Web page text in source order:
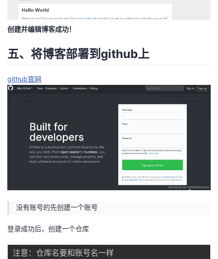
创建并编辑博客成功！
五、将博客部署到github上
github官网
没有账号的先创建一个账号
登录成功后，创建一个仓库
注意：仓库名要和账号名一样